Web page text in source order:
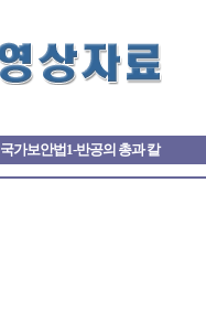
국가보안법1-반공의 총과 칼